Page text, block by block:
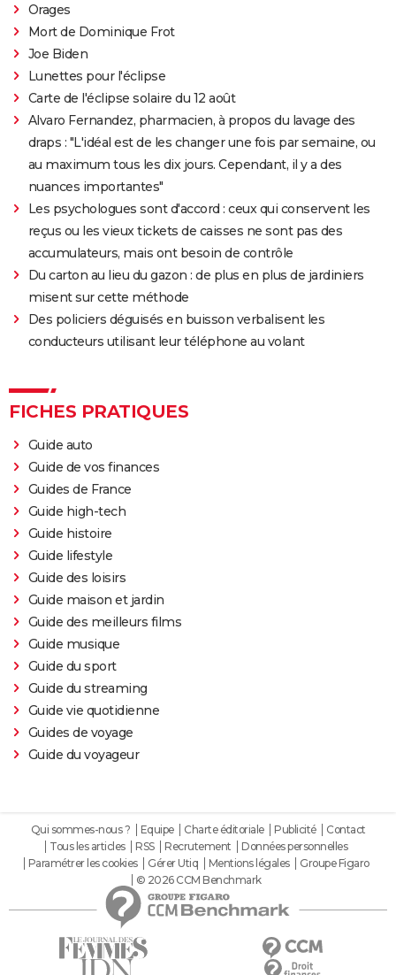
Orages
Mort de Dominique Frot
Joe Biden
Lunettes pour l'éclipse
Carte de l'éclipse solaire du 12 août
Alvaro Fernandez, pharmacien, à propos du lavage des
draps : "L'idéal est de les changer une fois par semaine, ou
au maximum tous les dix jours. Cependant, il y a des
nuances importantes"
Les psychologues sont d'accord : ceux qui conservent les
reçus ou les vieux tickets de caisses ne sont pas des
accumulateurs, mais ont besoin de contrôle
Du carton au lieu du gazon : de plus en plus de jardiniers
misent sur cette méthode
Des policiers déguisés en buisson verbalisent les
conducteurs utilisant leur téléphone au volant
FICHES PRATIQUES
Guide auto
Guide de vos finances
Guides de France
Guide high-tech
Guide histoire
Guide lifestyle
Guide des loisirs
Guide maison et jardin
Guide des meilleurs films
Guide musique
Guide du sport
Guide du streaming
Guide vie quotidienne
Guides de voyage
Guide du voyageur
Qui sommes-nous ? Equipe Charte éditoriale Publicité
Contact
Tous les articles
RSS Recrutement
Données personnelles
Paramétrer les cookies
Gérer Utiq Mentions légales
Groupe Figaro
© 2026 CCM Benchmark